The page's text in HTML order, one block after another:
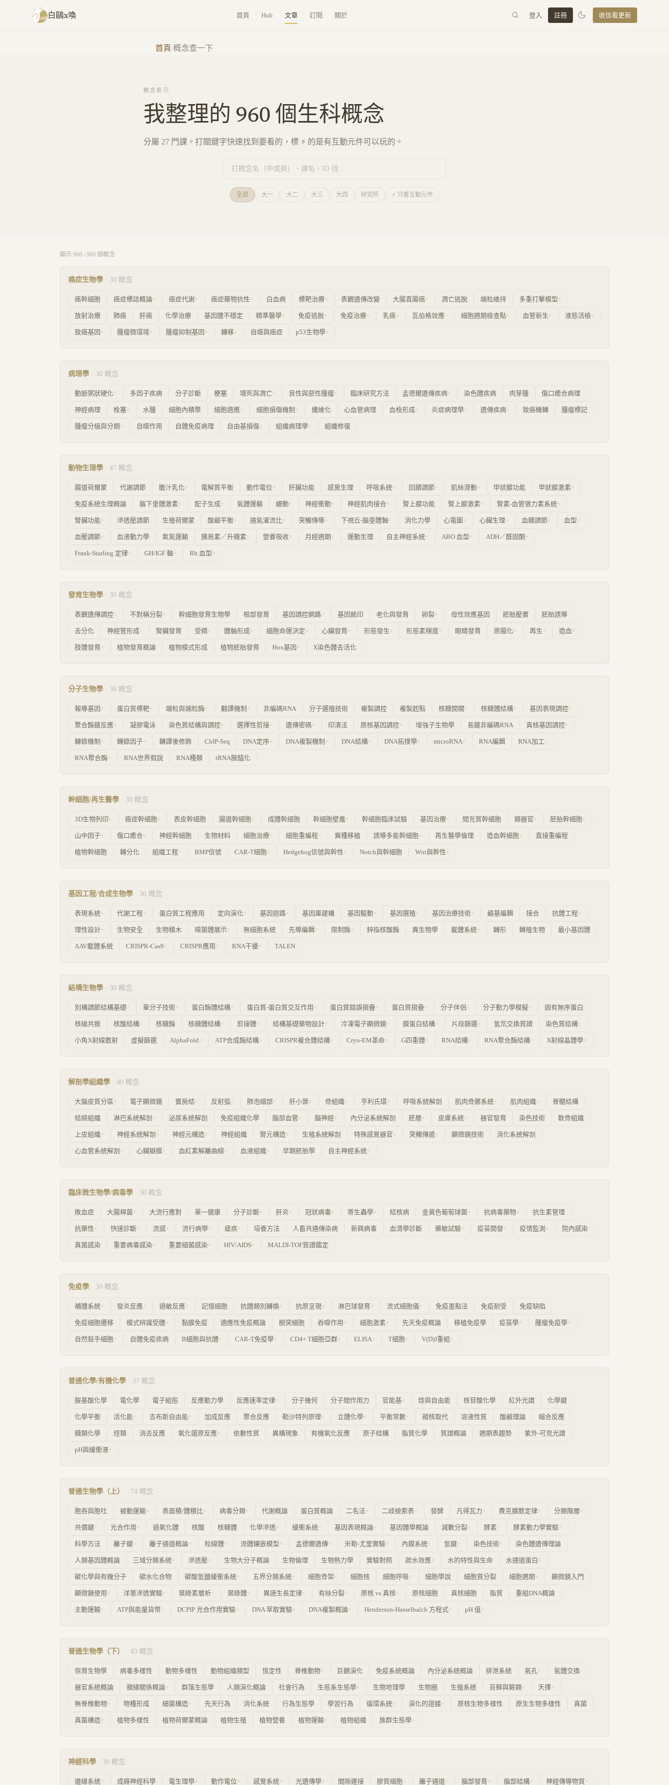
跳至主要內容
白鷗x喚 首頁 Hub 文章 訂閱 關於 登入 註冊 收信看更新
首頁/概念查一下
概念索引
我整理的 960個生科概念
分屬 27 門課。打關鍵字快速找到要看的，標 ⚡ 的是有互動元件可以玩的。
全部 大一 大二 大三 大四 研究所 ⚡ 只看互動元件
顯示 960 / 960 個概念
癌症生物學 · 30 概念
癌幹細胞 癌症標誌概論⚡ 癌症代謝⚡ 癌症藥物抗性⚡ 白血病 標靶治療⚡ 表觀遺傳改變 大腸直腸癌⚡ 凋亡逃脫 端粒維持 多重打擊模型⚡
放射治療 肺癌 肝癌 化學治療 基因體不穩定 精準醫學⚡ 免疫逃脫⚡ 免疫治療⚡ 乳癌⚡ 瓦伯格效應⚡ 細胞週期檢查點⚡ 血管新生⚡ 液態活檢⚡
致癌基因 ⚡ 腫瘤微環境⚡ 腫瘤抑制基因 ⚡ 轉移⚡ 自噬與癌症 p53生物學⚡
病理學 · 30 概念
動脈粥狀硬化⚡ 多因子疾病 分子診斷 梗塞 壞死與凋亡⚡ 良性與惡性腫瘤⚡ 臨床研究方法 孟德爾遺傳疾病⚡ 染色體疾病 肉芽腫 傷口癒合病理
神經病理 栓塞⚡ 水腫 細胞內積聚 細胞適應⚡ 細胞損傷機制 ⚡ 纖維化 心血管病理 血栓形成⚡ 炎症病理學⚡ 遺傳疾病⚡ 致癌機轉 腫瘤標記
腫瘤分級與分期 ⚡ 自噬作用 自體免疫病理 自由基損傷⚡ 組織病理學⚡ 組織修復
動物生理學 · 47 概念
腸道荷爾蒙 代謝調節 膽汁乳化⚡ 電解質平衡 動作電位⚡ 肝臟功能 感覺生理 呼吸系統⚡ 回饋調節⚡ 肌絲滑動⚡ 甲狀腺功能 甲狀腺激素⚡
免疫系統生理概論 腦下垂體激素⚡ 配子生成⚡ 氣體運輸 蠕動⚡ 神經衝動⚡ 神經肌肉接合⚡ 腎上腺功能 腎上腺激素⚡ 腎素-血管張力素系統⚡
腎臟功能⚡ 滲透壓調節 生殖荷爾蒙 酸鹼平衡⚡ 通氣灌流比⚡ 突觸傳導⚡ 下視丘-腦垂體軸⚡ 消化力學 心電圖 ⚡ 心臟生理⚡ 血糖調節⚡ 血型⚡
血壓調節⚡ 血液動力學 氧氣運輸 胰島素／升糖素⚡ 營養吸收⚡ 月經週期 ⚡ 運動生理 自主神經系統⚡ ABO 血型⚡ ADH／醛固酮⚡
Frank-Starling 定律⚡ GH/IGF 軸⚡ Rh 血型⚡
發育生物學 · 30 概念
表觀遺傳調控⚡ 不對稱分裂⚡ 幹細胞發育生物學 根部發育 基因調控網路⚡ 基因銘印 老化與發育 卵裂⚡ 母性效應基因 胚胎壓實 胚胎誘導
去分化 神經管形成⚡ 腎臟發育 受精⚡ 體軸形成⚡ 細胞命運決定⚡ 心臟發育⚡ 形態發生⚡ 形態素梯度⚡ 眼睛發育 原腸化⚡ 再生⚡ 造血⚡
肢體發育⚡ 植物發育概論 植物模式形成 植物胚胎發育 Hox基因 ⚡ X染色體去活化
分子生物學 · 36 概念
報導基因 ⚡ 蛋白質標靶⚡ 端粒與端粒酶⚡ 翻譯機制 ⚡ 非編碼RNA 分子選殖技術 複製調控 複製起點 核糖開關 ⚡ 核糖體結構⚡ 基因表現調控⚡
聚合酶鏈反應⚡ 凝膠電泳 染色質結構與調控⚡ 選擇性剪接⚡ 遺傳密碼⚡ 印漬法 原核基因調控⚡ 增強子生物學 長鏈非編碼RNA 真核基因調控⚡
轉錄機制 ⚡ 轉錄因子⚡ 轉譯後修飾 ChIP-Seq DNA定序⚡ DNA複製機制 ⚡ DNA結構⚡ DNA拓撲學⚡ microRNA⚡ RNA編輯 RNA加工⚡
RNA聚合酶⚡ RNA世界假說 RNA種類 tRNA胺醯化
幹細胞/再生醫學 · 30 概念
3D生物列印⚡ 癌症幹細胞⚡ 表皮幹細胞 腸道幹細胞⚡ 成體幹細胞 幹細胞壁龕⚡ 幹細胞臨床試驗 基因治療⚡ 間充質幹細胞 類器官⚡ 胚胎幹細胞⚡
山中因子⚡ 傷口癒合⚡ 神經幹細胞 生物材料 細胞治療⚡ 細胞重編程⚡ 異種移植 誘導多能幹細胞⚡ 再生醫學倫理 造血幹細胞⚡ 直接重編程
植物幹細胞 轉分化 組織工程⚡ BMP信號 CAR-T細胞⚡ Hedgehog信號與幹性⚡ Notch與幹細胞 Wnt與幹性⚡
基因工程/合成生物學 · 30 概念
表現系統⚡ 代謝工程⚡ 蛋白質工程應用 定向演化⚡ 基因迴路⚡ 基因庫建構 基因驅動⚡ 基因選殖⚡ 基因治療技術⚡ 鹼基編輯 接合 抗體工程⚡
理性設計⚡ 生物安全 生物積木 噬菌體展示⚡ 無細胞系統 先導編輯⚡ 限制酶⚡ 鋅指核酸酶 異生物學 載體系統⚡ 轉形 轉殖生物 最小基因體
AAV載體系統 CRISPR-Cas9⚡ CRISPR應用 ⚡ RNA干擾⚡ TALEN
結構生物學 · 30 概念
別構調節結構基礎⚡ 單分子技術⚡ 蛋白酶體結構⚡ 蛋白質-蛋白質交互作用 ⚡ 蛋白質錯誤摺疊⚡ 蛋白質摺疊⚡ 分子伴侶⚡ 分子動力學模擬⚡ 固有無序蛋白
核磁共振 核酸結構⚡ 核糖酶 核糖體結構⚡ 剪接體⚡ 結構基礎藥物設計⚡ 冷凍電子顯微鏡⚡ 膜蛋白結構⚡ 片段篩選⚡ 氫氘交換質譜 染色質結構⚡
小角X射線散射 虛擬篩選 AlphaFold⚡ ATP合成酶結構⚡ CRISPR複合體結構⚡ Cryo-EM革命⚡ G四重體⚡ RNA結構⚡ RNA聚合酶結構⚡ X射線晶體學⚡
解剖學組織學 · 40 概念
大腦皮質分區⚡ 電子顯微鏡 竇房結⚡ 反射弧⚡ 肺泡細部⚡ 肝小葉⚡ 骨組織⚡ 亨利氏環⚡ 呼吸系統解剖 肌肉骨骼系統⚡ 肌肉組織⚡ 脊髓結構
結締組織 淋巴系統解剖 ⚡ 泌尿系統解剖 免疫組織化學 腦部血管⚡ 腦神經⚡ 內分泌系統解剖 胚層⚡ 皮膚系統⚡ 器官發育 染色技術 軟骨組織
上皮組織⚡ 神經系統解剖 ⚡ 神經元構造⚡ 神經組織 腎元構造⚡ 生殖系統解剖 特殊感覺器官⚡ 突觸傳遞⚡ 顯微鏡技術 消化系統解剖
心血管系統解剖 ⚡ 心臟瓣膜⚡ 血紅素解離曲線⚡ 血液組織⚡ 早期胚胎學 自主神經系統⚡
臨床微生物學/病毒學 · 30 概念
敗血症 大腸桿菌⚡ 大流行應對 單一健康 分子診斷⚡ 肝炎⚡ 冠狀病毒⚡ 寄生蟲學⚡ 結核病 金黃色葡萄球菌⚡ 抗病毒藥物⚡ 抗生素管理
抗藥性⚡ 快速診斷⚡ 流感⚡ 流行病學⚡ 瘧疾⚡ 培養方法 人畜共通傳染病 新興病毒 血清學診斷 藥敏試驗⚡ 疫苗開發⚡ 疫情監測 ⚡ 院內感染
真菌感染 重要病毒感染⚡ 重要細菌感染⚡ HIV/AIDS⚡ MALDI-TOF質譜鑑定
免疫學 · 30 概念
補體系統⚡ 發炎反應⚡ 過敏反應⚡ 記憶細胞 抗體類別轉換⚡ 抗原呈現⚡ 淋巴球發育⚡ 流式細胞儀⚡ 免疫墨點法 免疫耐受 免疫缺陷
免疫細胞遷移 模式辨識受體⚡ 黏膜免疫 適應性免疫概論 樹突細胞 吞噬作用 ⚡ 細胞激素⚡ 先天免疫概論 移植免疫學 疫苗學⚡ 腫瘤免疫學⚡
自然殺手細胞⚡ 自體免疫疾病 B細胞與抗體⚡ CAR-T免疫學⚡ CD4+ T細胞亞群⚡ ELISA⚡ T細胞⚡ V(D)J重組 ⚡
普通化學/有機化學 · 37 概念
胺基酸化學 電化學 電子組態 反應動力學 反應速率定律⚡ 分子幾何 分子間作用力 官能基⚡ 焓與自由能 核苷酸化學 紅外光譜 化學鍵
化學平衡 活化能⚡ 吉布斯自由能⚡ 加成反應 聚合反應 勒沙特列原理⚡ 立體化學⚡ 平衡常數⚡ 親核取代 溶液性質 酸鹼理論 縮合反應
糖類化學 烴類 消去反應 氧化還原反應⚡ 依數性質 異構現象 有機氧化反應 原子結構 脂質化學 質譜概論 週期表趨勢 紫外-可見光譜
pH與緩衝液⚡
普通生物學（上） · 74 概念
胞吞與胞吐 被動運輸⚡ 表面積/體積比⚡ 病毒分類⚡ 代謝概論 蛋白質概論 二名法⚡ 二歧檢索表⚡ 發酵 凡得瓦力⚡ 費克擴散定律⚡ 分類階層⚡
共價鍵⚡ 光合作用 ⚡ 過氧化體 核酸 核糖體 化學滲透⚡ 緩衝系統⚡ 基因表現概論⚡ 基因體學概論 減數分裂⚡ 酵素⚡ 酵素動力學實驗⚡
科學方法 離子鍵⚡ 離子通道概論⚡ 粒線體⚡ 流體鑲嵌模型⚡ 孟德爾遺傳⚡ 米勒-尤里實驗⚡ 內膜系統⚡ 氫鍵⚡ 染色技術⚡ 染色體遺傳理論
人類基因體概論 三域分類系統⚡ 滲透壓⚡ 生物大分子概論 生物倫理 生物熱力學 實驗對照 疏水效應⚡ 水的特性與生命 水通道蛋白 ⚡
碳化學與有機分子 碳水化合物 碳酸氫鹽緩衝系統⚡ 五界分類系統⚡ 細胞骨架⚡ 細胞核 細胞呼吸⚡ 細胞學說 細胞質分裂 細胞週期 ⚡ 顯微鏡入門
顯微鏡使用 ⚡ 洋蔥滲透實驗⚡ 葉綠素層析⚡ 葉綠體⚡ 異速生長定律⚡ 有絲分裂⚡ 原核 vs 真核⚡ 原核細胞 真核細胞 脂質 重組DNA概論
主動運輸⚡ ATP與能量貨幣⚡ DCPIP 光合作用實驗⚡ DNA 萃取實驗⚡ DNA複製概論⚡ Henderson-Hasselbalch 方程式⚡ pH 值⚡
普通生物學（下） · 43 概念
保育生物學 病毒多樣性 動物多樣性 動物組織類型 恆定性 脊椎動物⚡ 巨觀演化 免疫系統概論 內分泌系統概論 排泄系統 氣孔⚡ 氣體交換
器官系統概論 親緣關係概論⚡ 群落生態學 人類演化概論 社會行為 生態系生態學⚡ 生物地理學 生物圈 生殖系統 苔蘚與蕨類⚡ 天擇⚡
無脊椎動物⚡ 物種形成 細菌構造⚡ 先天行為 消化系統 行為生態學 學習行為 循環系統⚡ 演化的證據⚡ 原核生物多樣性 原生生物多樣性 真菌
真菌構造⚡ 植物多樣性 植物荷爾蒙概論 植物生殖 植物營養 植物運輸⚡ 植物組織 族群生態學⚡
神經科學 · 30 概念
邊緣系統⚡ 成癮神經科學 電生理學⚡ 動作電位⚡ 感覺系統⚡ 光遺傳學⚡ 間隙連接 膠質細胞⚡ 離子通道⚡ 腦部發育⚡ 腦部結構⚡ 神經傳導物質⚡